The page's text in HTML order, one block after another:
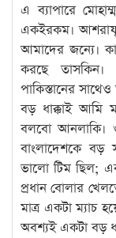
এ ব্যাপারে
একইরকম।
আমাদের জন্যে।
করছে তাসকিন।
পাকিস্তানের
বড় ধাক্কাই আমি
বলবো আনলাকি।
বাংলাদেশকে
ভালো টিম ছিল;
প্রধান বোলার
মাত্র একটা ম্যাচ
অবশ্যই একটা বড়